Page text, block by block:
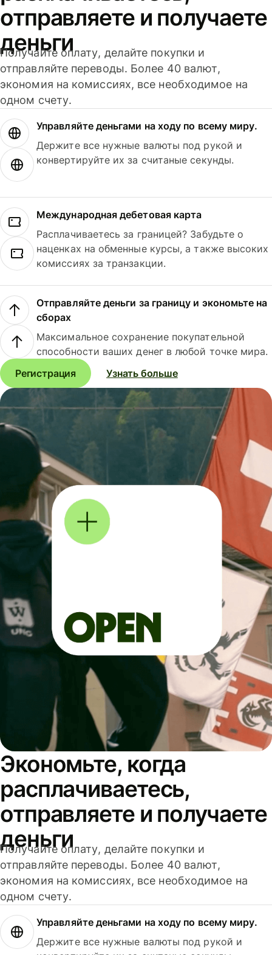
отправляете и получаете
деньги
Получайте оплату, делайте покупки и
отправляйте переводы. Более 40 валют,
экономия на комиссиях, все необходимое на
одном счету.
Управляйте деньгами на ходу по всему миру.
Держите все нужные валюты под рукой и
конвертируйте их за считаные секунды.
Международная дебетовая карта
Расплачиваетесь за границей? Забудьте о
наценках на обменные курсы, а также высоких
комиссиях за транзакции.
Отправляйте деньги за границу и экономьте на
сборах
Максимальное сохранение покупательной
способности ваших денег в любой точке мира.
Регистрация
Узнать больше
Экономьте, когда
расплачиваетесь,
отправляете и получаете
деньги
Получайте оплату, делайте покупки и
отправляйте переводы. Более 40 валют,
экономия на комиссиях, все необходимое на
одном счету.
Управляйте деньгами на ходу по всему миру.
Держите все нужные валюты под рукой и